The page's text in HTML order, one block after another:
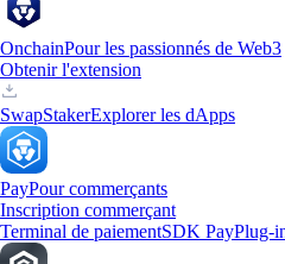
OnchainPour les passionnés de Web3
Obtenir l'extension
SwapStakerExplorer les dApps
PayPour commerçants
Inscription commerçant
Terminal de paiementSDK PayPlug-